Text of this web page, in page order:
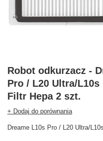
Robot odkurzacz -
Pro / L20 Ultra/
Filtr Hepa 2 szt.
+ Dodaj do porównania
Dreame L10s Pro / L20 Ultra/